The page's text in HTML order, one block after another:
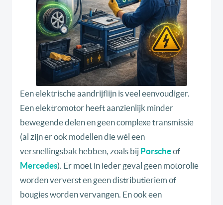
Een elektrische aandrijflijn is veel eenvoudiger.
Een elektromotor heeft aanzienlijk minder
bewegende delen en geen complexe transmissie
(al zijn er ook modellen die wél een
versnellingsbak hebben, zoals bij Porscheof
Mercedes). Er moet in ieder geval geen motorolie
worden ververst en geen distributieriem of
bougies worden vervangen. En ook een